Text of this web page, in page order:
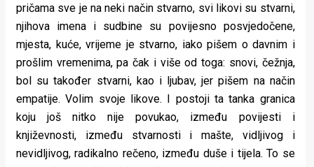
pričama sve je na neki način stvarno, svi likovi su stvarni,
njihova imena i sudbine su povijesno posvjedočene,
mjesta, kuće, vrijeme je stvarno, iako pišem o davnim i
prošlim vremenima, pa čak i više od toga: snovi, čežnja,
bol su također stvarni, kao i ljubav, jer pišem na način
empatije. Volim svoje likove. I postoji ta tanka granica
koju još nitko nije povukao, između povijesti i
književnosti, između stvarnosti i mašte, vidljivog i
nevidljivog, radikalno rečeno, između duše i tijela. To se